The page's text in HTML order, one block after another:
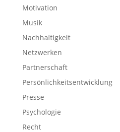
Motivation
Musik
Nachhaltigkeit
Netzwerken
Partnerschaft
Persönlichkeitsentwicklung
Presse
Psychologie
Recht